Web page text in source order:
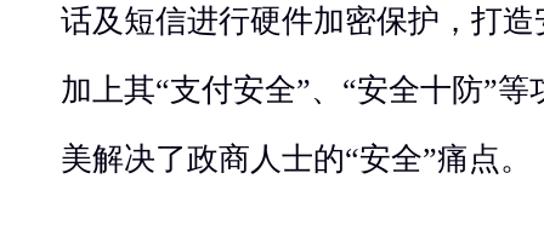
话及短信进行硬件加密保护，打
加上其“支付安全”、“安全十防”等
美解决了政商人士的“安全”痛点。